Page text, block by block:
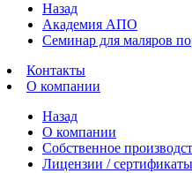
Назад
Академия АПО
Семинар для маляров
Контакты
О компании
Назад
О компании
Собственное
Лицензии / сертификаты